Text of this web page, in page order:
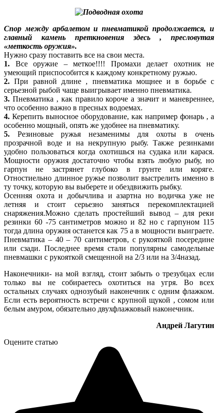
Спор между арбалетом и пневматикой продолжается, и
главный камень преткновения здесь , пресловутая
«меткость оружия».
Нужно сразу поставить все на свои места.
1. Все оружие – меткое!!!! Промахи делает охотник не
умеющий приспособится к каждому конкретному ружью.
2.При равной длине , пневматика мощнее и в борьбе с
серьезной рыбой чаще выигрывает именно пневматика.
3. Пневматика , как правило короче а значит и маневреннее,
что особенно важно в пресных водоемах.
4. Керепить выносное оборудование, как например фонарь , а
особенно мощный, опять же удобнее на пневматику.
5. Резиновые ружья незаменимы для охоты в очень
прозрачной воде и на некрупную рыбу. Также резинками
удобно пользоваться когда охотишься на судака или карася.
Мощности оружия достаточно чтобы взять любую рыбу, но
гарпун не застрянет глубоко в грунте или коряге.
Отностиельно длинное ружье позволит выстрелить именно в
ту точку, которую вы выберете и обездвижить рыбку.
Осенняя охота и добычлива и азартна но водичка уже не
летняя и стоит серьезно заняться перекомплектацией
снаряжения.Можно сделать простейший вывод – для реки
резинки 60 -75 сантиметров можно и 82 но с гарпуном 115
тогда длина оружия останется как 75 а в мощности выиграете.
Пневматика – 40 – 70 сантиметров, с рукояткой посередине
или сзади. Последнее время стали популярны самодельные
пневмашки с рукояткой смещенной на 2/3 или на 3/4назад.
Наконечники- на мой взгляд, стоит забыть о трезубцах если
только вы не собираетесь охотиться на угря. Во всех
остальных случаях однозубый наконечник с одним флажком.
Если есть вероятность встречи с крупной щукой , сомом или
белым амуром, обязательно двухфлажковый наконечник.
Андрей Лагутин
Оцените статью